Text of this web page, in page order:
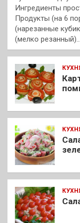
Ингредиенты
Продукты (на 6
(нарезанные
(мелко резанный)…